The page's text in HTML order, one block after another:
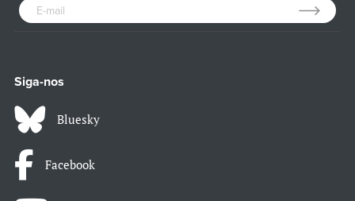
Siga-nos
Bluesky
Facebook